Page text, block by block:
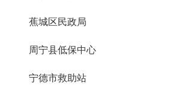
蕉城区民政局
周宁县低保中心
宁德市救助站